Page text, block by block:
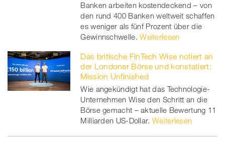
Banken arbeiten kostendeckend – von
den rund 400 Banken weltweit schaffen
es weniger als fünf Prozent über die
Gewinnschwelle. Weiterlesen
Das britische FinTech Wise notiert an
der Londoner Börse und konstatiert:
Mission Unfinished
Wie angekündigt hat das Technologie-
Unternehmen Wise den Schritt an die
Börse gemacht – aktuelle Bewertung 11
Milliarden US-Dollar. Weiterlesen